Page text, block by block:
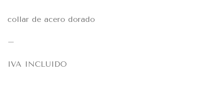
collar de acero dorado
–
IVA INCLUIDO